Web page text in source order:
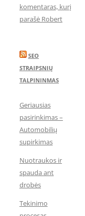
komentaras, kurį
parašė Robert
SEO
STRAIPSNIŲ
TALPININMAS
Geriausias
pasirinkimas –
Automobilių
supirkimas
Nuotraukos ir
spauda ant
drobės
Tekinimo